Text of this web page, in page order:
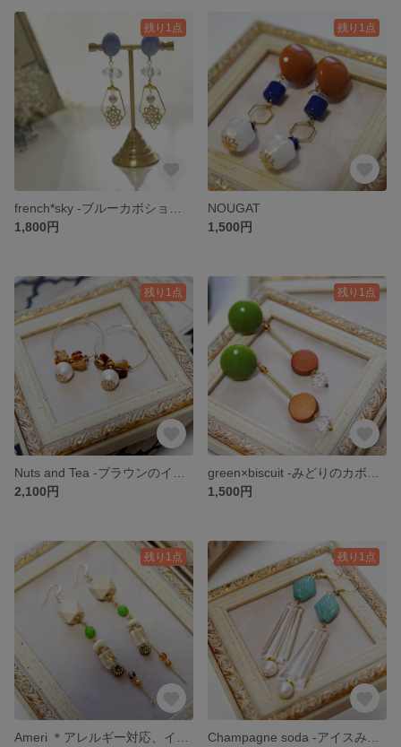
残り1点
1,800円
残り1点
NOUGAT
1,500円
残り1点
2,100円
残り1点
1,500円
残り1点 残り1点